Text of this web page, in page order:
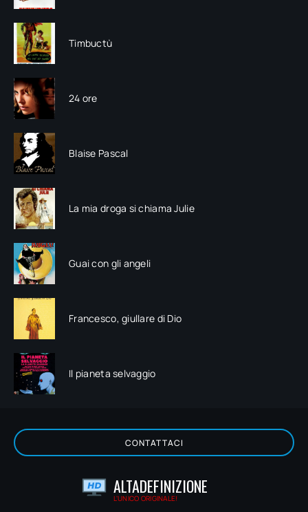
Timbuctù
24 ore
Blaise Pascal
La mia droga si chiama Julie
Guai con gli angeli
Francesco, giullare di Dio
Il pianeta selvaggio
CONTATTACI
ALTADEFINIZIONE
L'UNICO ORIGINALE!